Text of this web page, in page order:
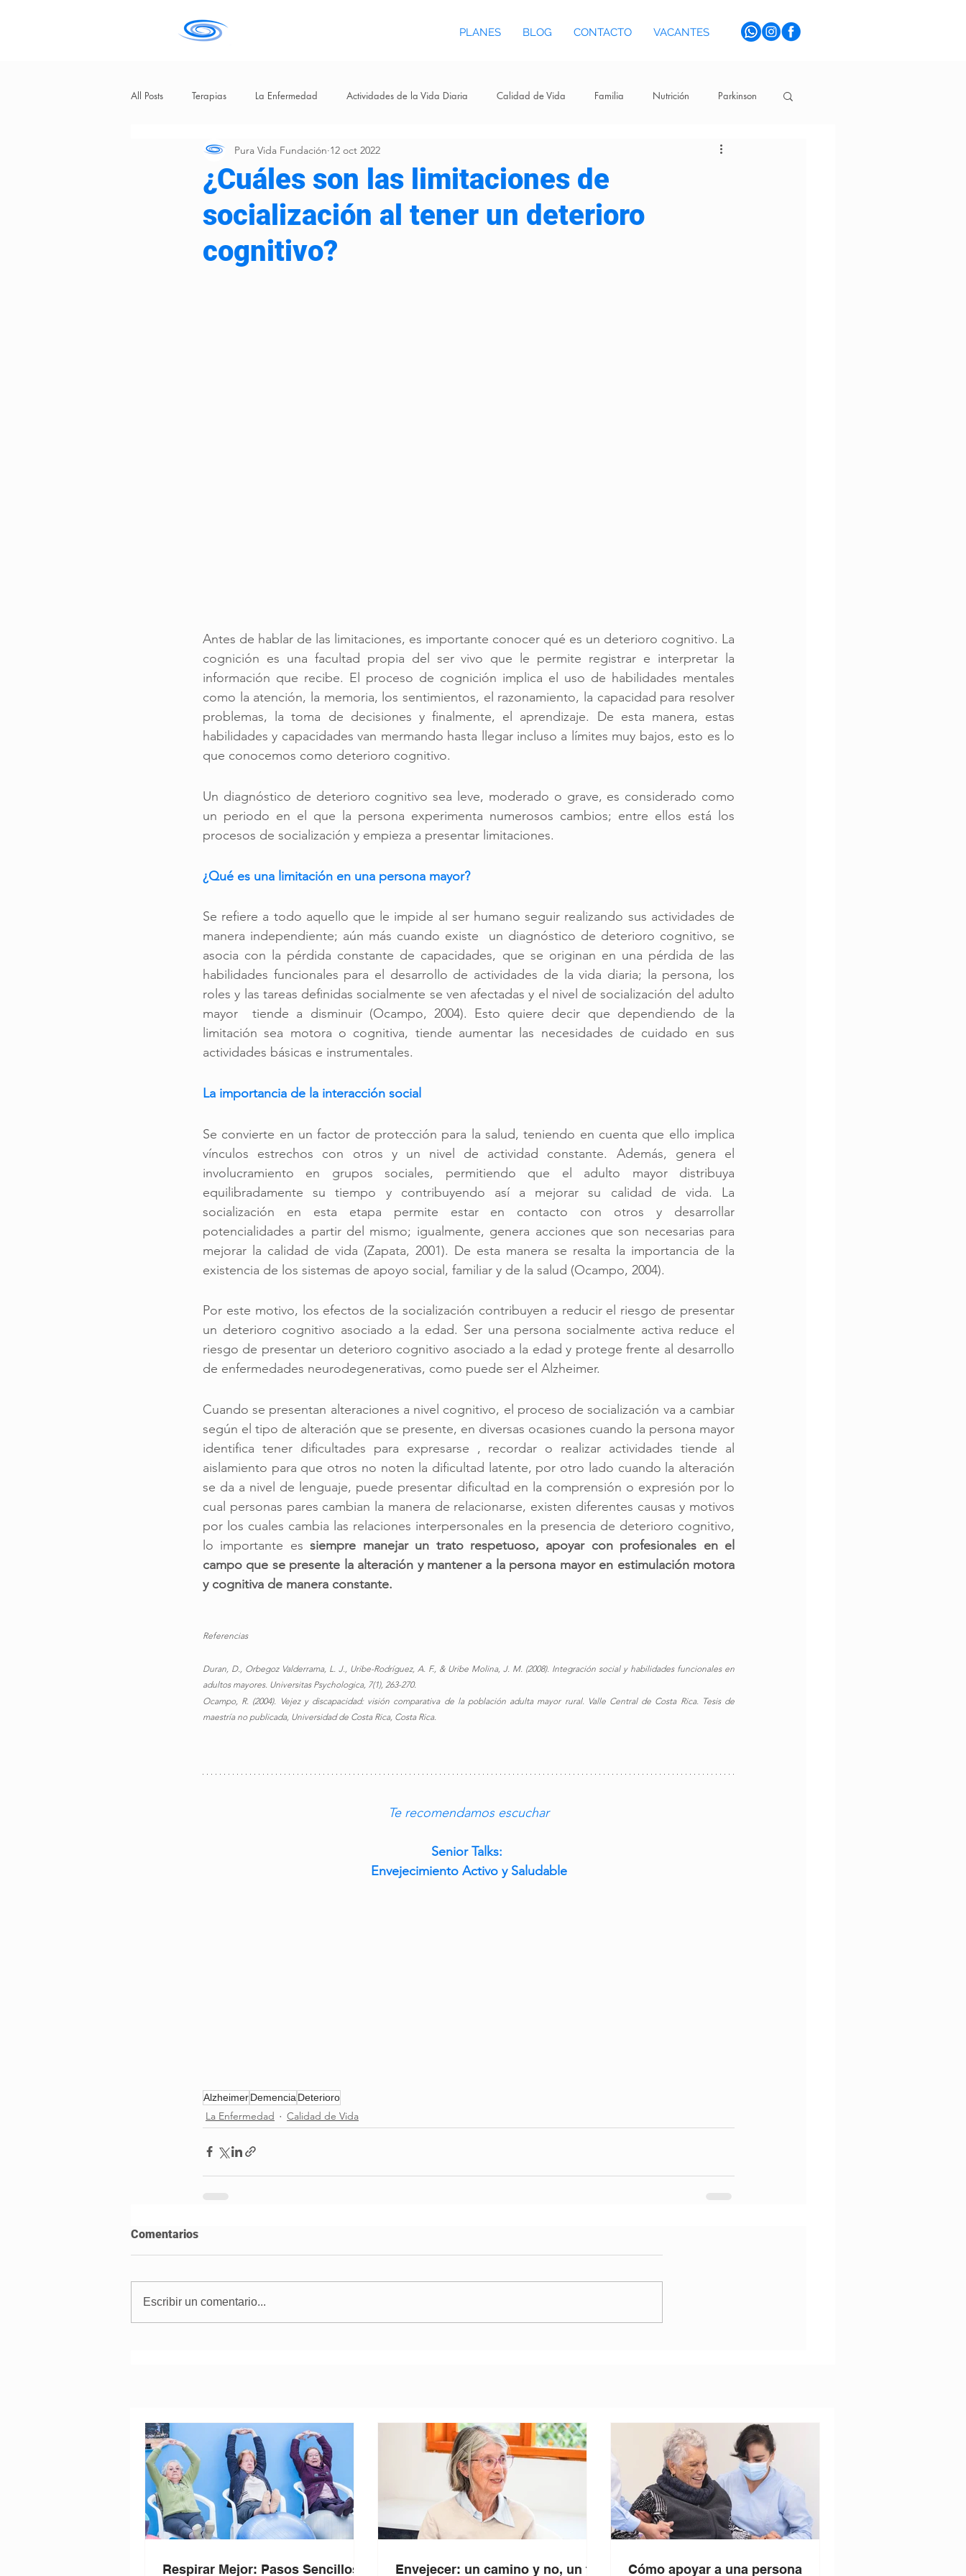
PLANES BLOG CONTACTO VACANTES
All Posts Terapias La Enfermedad Actividades de la Vida Diaria Calidad de Vida Familia Nutrición Parkinson
¿Cuáles son las limitaciones de
socialización al tener un deterioro
cognitivo?
Pura Vida Fundación 12 oct 2022
Antes de hablar de las limitaciones, es importante conocer qué es un deterioro cognitivo. La
cognición es una facultad propia del ser vivo que le permite registrar e interpretar la
información que recibe. El proceso de cognición implica el uso de habilidades mentales
como la atención, la memoria, los sentimientos, el razonamiento, la capacidad para resolver
problemas, la toma de decisiones y finalmente, el aprendizaje. De esta manera, estas
habilidades y capacidades van mermando hasta llegar incluso a límites muy bajos, esto es lo
que conocemos como deterioro cognitivo.
Un diagnóstico de deterioro cognitivo sea leve, moderado o grave, es considerado como
un periodo en el que la persona experimenta numerosos cambios; entre ellos está los
procesos de socialización y empieza a presentar limitaciones.
¿Qué es una limitación en una persona mayor?
Se refiere a todo aquello que le impide al ser humano seguir realizando sus actividades de
manera independiente; aún más cuando existe  un diagnóstico de deterioro cognitivo, se
asocia con la pérdida constante de capacidades, que se originan en una pérdida de las
habilidades funcionales para el desarrollo de actividades de la vida diaria; la persona, los
roles y las tareas definidas socialmente se ven afectadas y el nivel de socialización del adulto
mayor  tiende a disminuir (Ocampo, 2004). Esto quiere decir que dependiendo de la
limitación sea motora o cognitiva, tiende aumentar las necesidades de cuidado en sus
actividades básicas e instrumentales.
La importancia de la interacción social
Se convierte en un factor de protección para la salud, teniendo en cuenta que ello implica
vínculos estrechos con otros y un nivel de actividad constante. Además, genera el
involucramiento en grupos sociales, permitiendo que el adulto mayor distribuya
equilibradamente su tiempo y contribuyendo así a mejorar su calidad de vida. La
socialización en esta etapa permite estar en contacto con otros y desarrollar
potencialidades a partir del mismo; igualmente, genera acciones que son necesarias para
mejorar la calidad de vida (Zapata, 2001). De esta manera se resalta la importancia de la
existencia de los sistemas de apoyo social, familiar y de la salud (Ocampo, 2004).
Por este motivo, los efectos de la socialización contribuyen a reducir el riesgo de presentar
un deterioro cognitivo asociado a la edad. Ser una persona socialmente activa reduce el
riesgo de presentar un deterioro cognitivo asociado a la edad y protege frente al desarrollo
de enfermedades neurodegenerativas, como puede ser el Alzheimer.
Cuando se presentan alteraciones a nivel cognitivo, el proceso de socialización va a cambiar
según el tipo de alteración que se presente, en diversas ocasiones cuando la persona mayor
identifica tener dificultades para expresarse , recordar o realizar actividades tiende al
aislamiento para que otros no noten la dificultad latente, por otro lado cuando la alteración
se da a nivel de lenguaje, puede presentar dificultad en la comprensión o expresión por lo
cual personas pares cambian la manera de relacionarse, existen diferentes causas y motivos
por los cuales cambia las relaciones interpersonales en la presencia de deterioro cognitivo,
lo importante es siempre manejar un trato respetuoso, apoyar con profesionales en el
campo que se presente la alteración y mantener a la persona mayor en estimulación motora
y cognitiva de manera constante.
Referencias
Duran, D., Orbegoz Valderrama, L. J., Uribe-Rodríguez, A. F., & Uribe Molina, J. M. (2008). Integración social y habilidades funcionales en
adultos mayores. Universitas Psychologica, 7(1), 263-270.
Ocampo, R. (2004). Vejez y discapacidad: visión comparativa de la población adulta mayor rural. Valle Central de Costa Rica. Tesis de
maestría no publicada, Universidad de Costa Rica, Costa Rica.
Te recomendamos escuchar
Senior Talks:
Envejecimiento Activo y Saludable
AlzheimerDemencia Deterioro
La Enfermedad Calidad de Vida
Comentarios
Escribir un comentario...
Respirar Mejor: Pasos Sencillos Envejecer: un camino y no, un fin Cómo apoyar a una persona